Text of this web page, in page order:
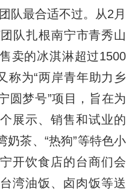
队最合适不过。从2月
队扎根南宁市青秀山
卖的冰淇淋超过1500
称为“两岸青年助力乡
梦号”项目，旨在为
展示、销售和试业的
奶茶、“热狗”等特色小
开饮食店的台商们会
湾油饭、卤肉饭等送